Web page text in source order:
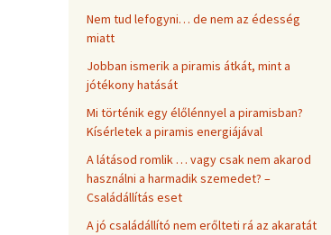
Nem tud lefogyni… de nem az édesség
miatt
Jobban ismerik a piramis átkát, mint a
jótékony hatását
Mi történik egy élőlénnyel a piramisban?
Kísérletek a piramis energiájával
A látásod romlik … vagy csak nem akarod
használni a harmadik szemedet? –
Családállítás eset
A jó családállító nem erőlteti rá az akaratát